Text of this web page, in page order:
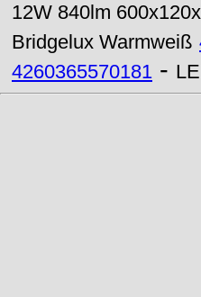
12W 840lm
Bridgelux Warmweiß
4260365570181 -